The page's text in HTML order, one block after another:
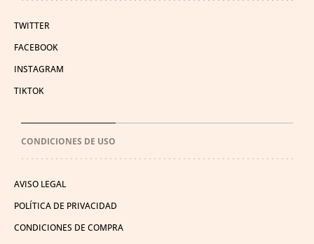
TWITTER
FACEBOOK
INSTAGRAM
TIKTOK
CONDICIONES DE USO
AVISO LEGAL
POLÍTICA DE PRIVACIDAD
CONDICIONES DE COMPRA